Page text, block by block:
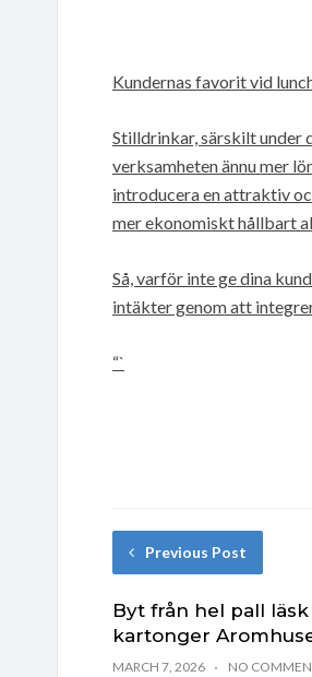
Kundernas favorit vid
Stilldrinkar, särskilt under
verksamheten ännu mer
introducera en attraktiv
mer ekonomiskt hållbart
Så, varför inte ge dina
intäkter genom att
“`
Previous Post
Byt från hel pall
kartonger
MARCH 7, 2026 NO